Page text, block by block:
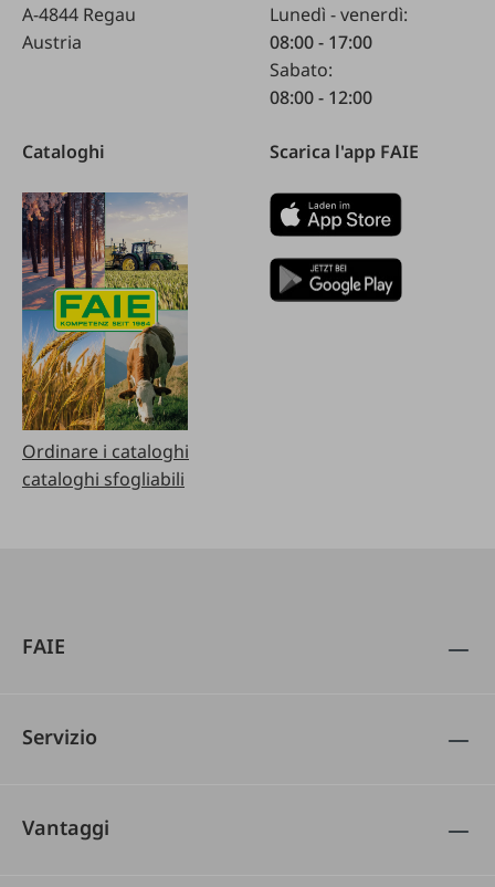
A-4844 Regau
Austria
Lunedì - venerdì:
08:00 - 17:00
Sabato:
08:00 - 12:00
Cataloghi
Ordinare i cataloghi
cataloghi sfogliabili
Scarica l'app FAIE
FAIE
Servizio
Vantaggi